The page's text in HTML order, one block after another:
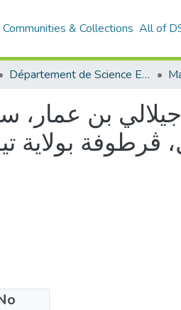
Communities & Collections All of
Département de Science Economique
جيلالي بن عمار،
ڤرطوفة بولاية